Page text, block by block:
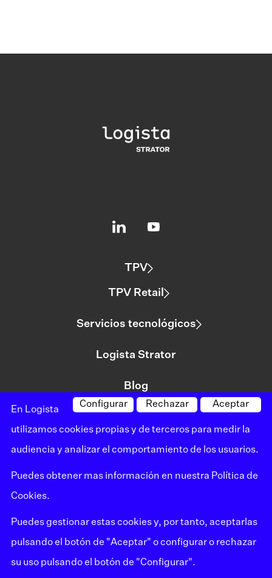
TPV
TPV Retail
Servicios tecnológicos
Logista Strator
Blog
©logista Todos los derechos reservados
Aviso legal
Política de privacidad
Aceptar
Rechazar
Configurar
En Logista
utilizamos cookies propias y de terceros para medir la
audiencia y analizar el comportamiento de los usuarios.
Puedes obtener mas información en nuestra Política de
Cookies.
Puedes gestionar estas cookies y, por tanto, aceptarlas
pulsando el botón de "Aceptar" o configurar o rechazar
su uso pulsando el botón de "Configurar".